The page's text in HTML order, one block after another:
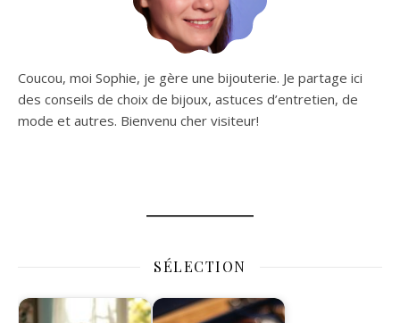
Coucou, moi Sophie, je gère une bijouterie. Je partage ici
des conseils de choix de bijoux, astuces d’entretien, de
mode et autres. Bienvenu cher visiteur!
SÉLECTION